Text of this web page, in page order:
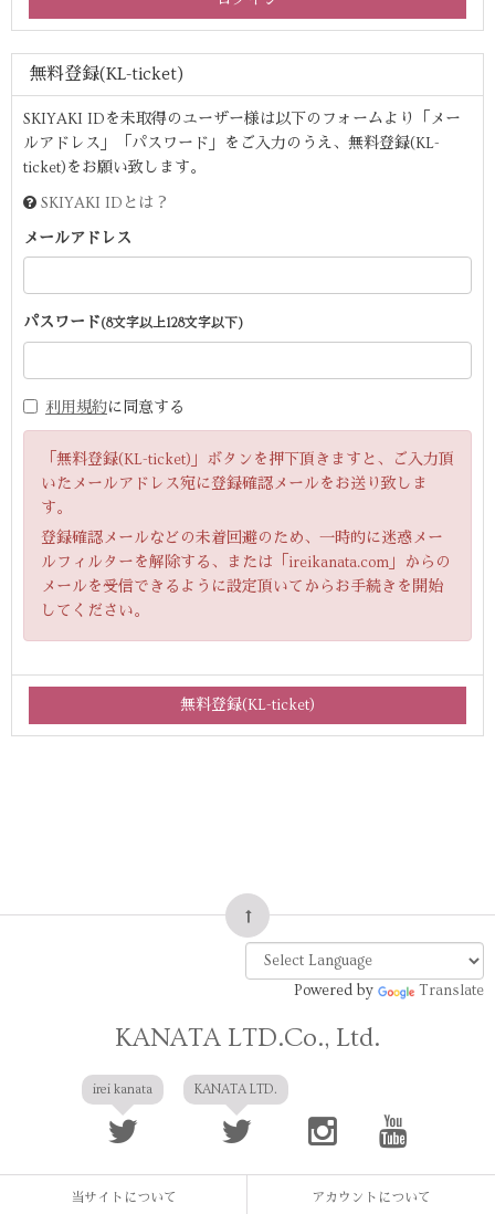
無料登録(KL-ticket)
SKIYAKI IDを未取得のユーザー様は以下のフォームより「メー
ルアドレス」「パスワード」をご入力のうえ、無料登録(KL-
ticket)をお願い致します。
SKIYAKI IDとは？
メールアドレス
パスワード(8文字以上128文字以下)
利用規約に同意する
「無料登録(KL-ticket)」ボタンを押下頂きますと、ご入力頂
いたメールアドレス宛に登録確認メールをお送り致しま
す。
登録確認メールなどの未着回避のため、一時的に迷惑メー
ルフィルターを解除する、または「ireikanata.com」からの
メールを受信できるように設定頂いてからお手続きを開始
してください。
Powered by Translate
KANATA LTD.Co., Ltd.
irei kanata KANATA LTD.
当サイトについて アカウントについて